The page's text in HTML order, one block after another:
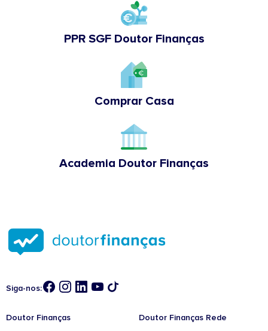
PPR SGF Doutor Finanças
Comprar Casa
Academia Doutor Finanças
Siga-nos:
Doutor Finanças Doutor Finanças Rede